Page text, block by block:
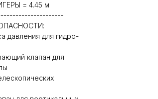
= 4.45 м
давления для гидро-
клапан для